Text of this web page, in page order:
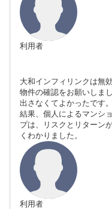
利用者
大和インフィリンクは無
物件の確認をお願いしま
出さなくてよかったです
結果、個人によるマンシ
プは、リスクとリターン
くわかりました。
利用者